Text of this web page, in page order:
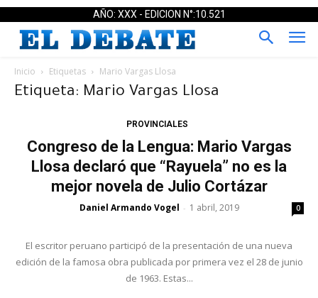
AÑO: XXX - EDICION N°:10.521
Inicio Etiquetas Mario Vargas Llosa
Etiqueta: Mario Vargas Llosa
PROVINCIALES
Congreso de la Lengua: Mario Vargas
Llosa declaró que “Rayuela” no es la
mejor novela de Julio Cortázar
Daniel Armando Vogel - 1 abril, 2019 0
El escritor peruano participó de la presentación de una nueva
edición de la famosa obra publicada por primera vez el 28 de junio
de 1963. Estas...